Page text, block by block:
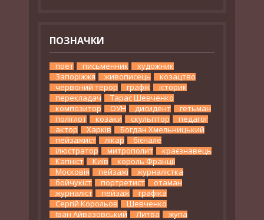
ПОЗНАЧКИ
поет письменник
художник
Запоріжжя
живописець
козацтво
червоний терор
графік
історик
перекладач
Тарас Шевченко
композитор
ОУН дисидент
гетьман
поліглот
козаки скульптор
педагог
актор
Харків
Богдан Хмельницький
пейзажист
лікар
бієнале
ілюстратор
митрополит
краєзнавець
Капніст
Київ
король Франції
Московія
пейзажі
журналістка
бойчукіст
портретист
отаман
журналіст
пейзаж
графіка
Сергій Корольов
Шевченко
Іван Айвазовський
Литва жупа